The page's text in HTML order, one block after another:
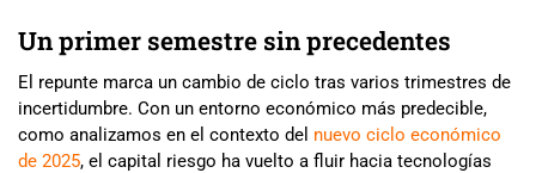
Un primer semestre sin precedentes
El repunte marca un cambio de ciclo tras varios trimestres de
incertidumbre. Con un entorno económico más predecible,
como analizamos en el contexto del nuevo ciclo económico
de 2025, el capital riesgo ha vuelto a fluir hacia tecnologías